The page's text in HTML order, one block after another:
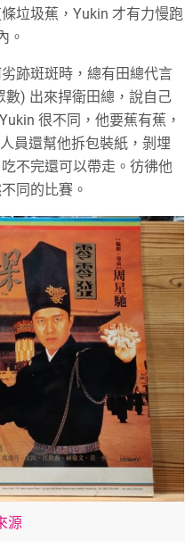
垃圾蕉，Yukin 才有力慢跑
。
跡斑斑時，總有田總代言
數) 出來捍衛田總，說自己
很不同，他要蕉有蕉，
員還幫他拆包裝紙，剝埋
不完還可以帶走。彷彿他
同的比賽。
源